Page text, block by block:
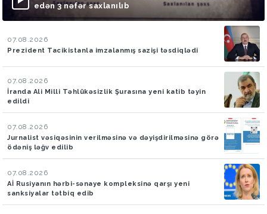
edən 3 nəfər saxlanılıb
07.08.2026
Prezident Tacikistanla imzalanmış sazişi təsdiqlədi
07.08.2026
İranda Ali Milli Təhlükəsizlik Şurasına yeni katib təyin
edildi
07.08.2026
Jurnalist vəsiqəsinin verilməsinə və dəyişdirilməsinə görə
ödəniş ləğv edilib
07.08.2026
Aİ Rusiyanın hərbi-sənaye kompleksinə qarşı yeni
sanksiyalar tətbiq edib